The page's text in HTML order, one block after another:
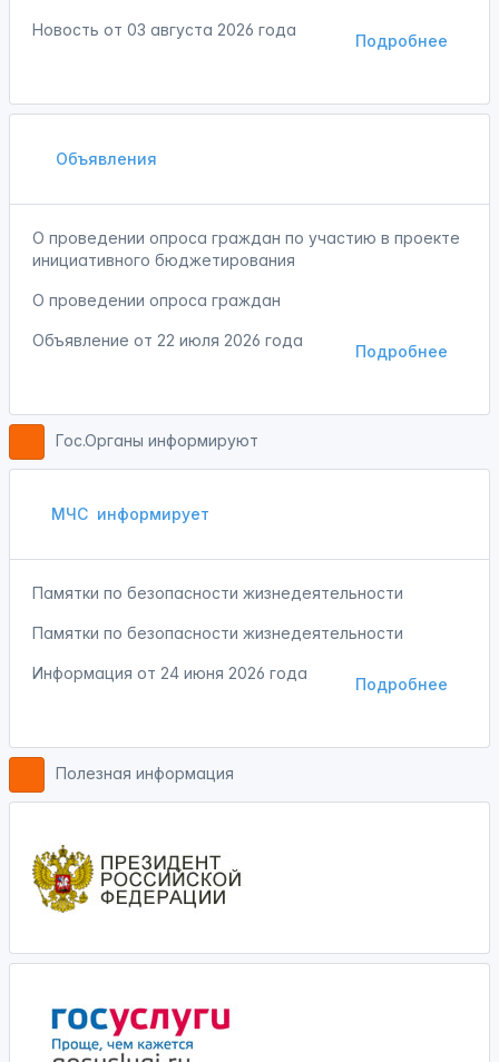
Подробнее
Новость от 03 августа 2026 года
Объявления
О проведении опроса граждан по участию в проекте
инициативного бюджетирования
О проведении опроса граждан
Подробнее
Объявление от 22 июля 2026 года
Гос.Органы информируют
МЧС информирует
Памятки по безопасности жизнедеятельности
Памятки по безопасности жизнедеятельности
Подробнее
Информация от 24 июня 2026 года
Полезная информация